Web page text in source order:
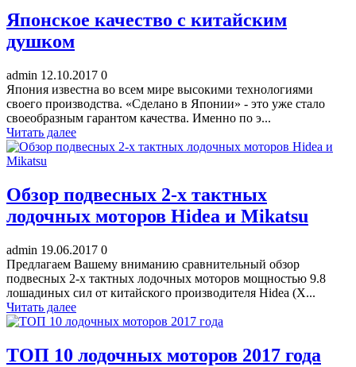
Японское качество с китайским
душком
admin 12.10.2017 0
Япония известна во всем мире высокими технологиями
своего производства. «Сделано в Японии» - это уже стало
своеобразным гарантом качества. Именно по э...
Читать далее
Обзор подвесных 2-х тактных
лодочных моторов Hidea и Mikatsu
admin 19.06.2017 0
Предлагаем Вашему вниманию сравнительный обзор
подвесных 2-х тактных лодочных моторов мощностью 9.8
лошадиных сил от китайского производителя Hidea (Х...
Читать далее
ТОП 10 лодочных моторов 2017 года